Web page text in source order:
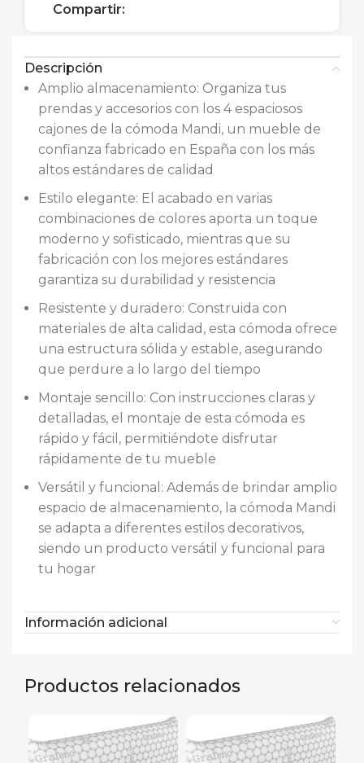
Compartir:
Descripción
Amplio almacenamiento: Organiza tus
prendas y accesorios con los 4 espaciosos
cajones de la cómoda Mandi, un mueble de
confianza fabricado en España con los más
altos estándares de calidad
Estilo elegante: El acabado en varias
combinaciones de colores aporta un toque
moderno y sofisticado, mientras que su
fabricación con los mejores estándares
garantiza su durabilidad y resistencia
Resistente y duradero: Construida con
materiales de alta calidad, esta cómoda ofrece
una estructura sólida y estable, asegurando
que perdure a lo largo del tiempo
Montaje sencillo: Con instrucciones claras y
detalladas, el montaje de esta cómoda es
rápido y fácil, permitiéndote disfrutar
rápidamente de tu mueble
Versátil y funcional: Además de brindar amplio
espacio de almacenamiento, la cómoda Mandi
se adapta a diferentes estilos decorativos,
siendo un producto versátil y funcional para
tu hogar
Información adicional
Productos relacionados